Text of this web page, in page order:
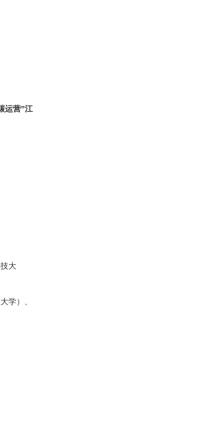
运营”江
大
学）、